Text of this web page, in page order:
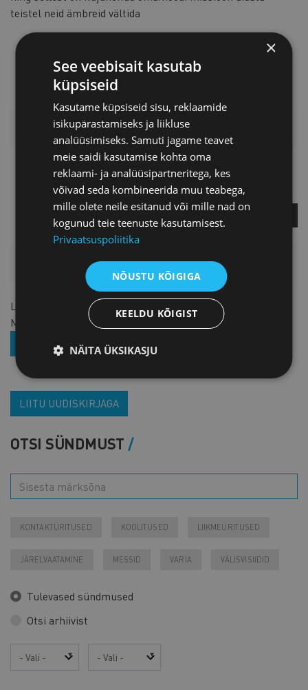
teistel neid ämbreid vältida
LISAINFO
Piret Potisepp
Teenuste direktor
HINNAKIRI
Liikmetele
19 € + KM
Mitteliikmetele
39 € + KM
ASTU LIIKMEKS
LIITU UUDISKIRJAGA
OTSI SÜNDMUST
KONTAKTÜRITUSED KOOLITUSED LIIKMEÜRITUSED
JÄRELVAATAMINE MESSID VARIA VÄLISVISIIDID
Tulevased sündmused
Otsi arhiivist
Aasta Kuu
×
See veebisait kasutab
küpsiseid
Kasutame küpsiseid sisu, reklaamide
isikupärastamiseks ja liikluse
analüüsimiseks. Samuti jagame teavet
meie saidi kasutamise kohta oma
reklaami- ja analüüsipartneritega, kes
võivad seda kombineerida muu teabega,
mille olete neile esitanud või mille nad on
kogunud teie teenuste kasutamisest.
Privaatsuspoliitika
NÕUSTU KÕIGIGA
KEELDU KÕIGIST
NÄITA ÜKSIKASJU